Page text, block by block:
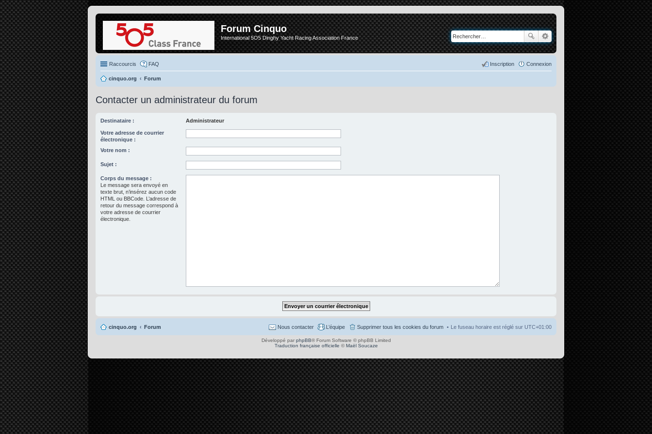
Forum Cinquo
International 5O5 Dinghy Yacht Racing Association France
Raccourcis FAQ Connexion
Inscription
cinquo.org Forum
Contacter un administrateur du forum
Destinataire : Administrateur
Votre adresse de courrier
électronique :
Votre nom :
Sujet :
Corps du message :
Le message sera envoyé en
texte brut, n’insérez aucun code
HTML ou BBCode. L’adresse de
retour du message correspond à
votre adresse de courrier
électronique.
cinquo.org Forum Le fuseau horaire est réglé sur UTC+01:00
Supprimer tous les cookies du forum
L’équipe
Nous contacter
Développé par phpBB® Forum Software © phpBB Limited
Traduction française officielle ©Maël Soucaze